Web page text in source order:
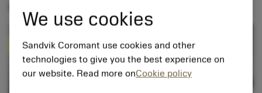
Se vores produktkategorier
NY
We use cookies
Sandvik Coromant use cookies and other
technologies to give you the best experience on
our website. Read more onCookie policy